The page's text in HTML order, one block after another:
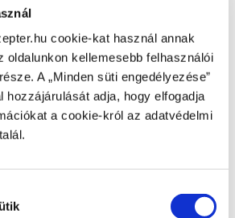
cookie-kat használ annak
oldalunkon kellemesebb felhasználói
A „Minden süti engedélyezése”
hozzájárulását adja, hogy elfogadja
a cookie-król az adatvédelmi
fényterápia
hyperlight_optics HyperlightOptics
kollagen koncentráció konyha
mixsy MyIon napszemüveg
recept receptek swissological